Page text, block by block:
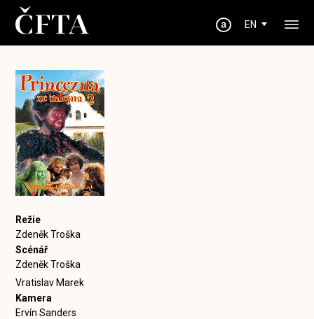
EN
Režie
Zdeněk Troška
Scénář
Zdeněk Troška
Vratislav Marek
Kamera
Ervín Sanders